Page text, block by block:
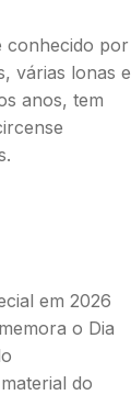
conhecido por
várias lonas e
anos, tem
em 2026
o Dia
do